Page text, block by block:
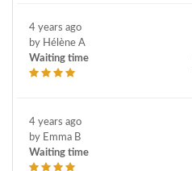
4 years ago
by Hélène A
Waiting time
4 years ago
by Emma B
Waiting time